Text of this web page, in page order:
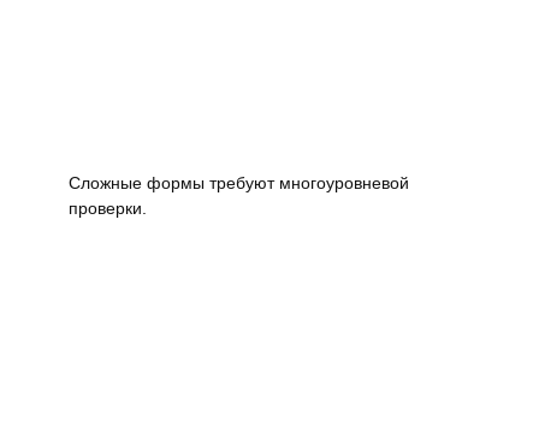
Сложные формы требуют многоуровневой
проверки.